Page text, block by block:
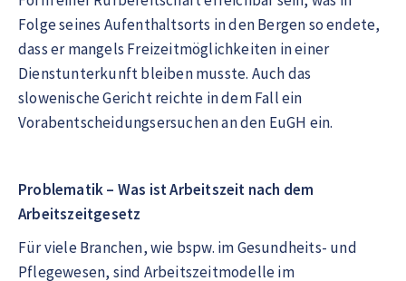
Folge seines Aufenthaltsorts in den Bergen so endete,
dass er mangels Freizeitmöglichkeiten in einer
Dienstunterkunft bleiben musste. Auch das
slowenische Gericht reichte in dem Fall ein
Vorabentscheidungsersuchen an den EuGH ein.
Problematik – Was ist Arbeitszeit nach dem
Arbeitszeitgesetz
Für viele Branchen, wie bspw. im Gesundheits- und
Pflegewesen, sind Arbeitszeitmodelle im